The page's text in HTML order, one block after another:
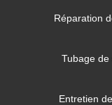
Réparation
Tubage de
Entretien